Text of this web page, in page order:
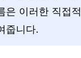
은 이러한 직접
줍니다.